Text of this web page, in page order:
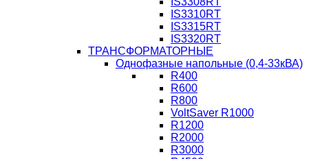
IS3310RT
IS3315RT
IS3320RT
ТРАНСФОРМАТОРНЫЕ
Однофазные напольные (0,4-33кВА)
R400
R600
R800
VoltSaver R1000
R1200
R2000
R3000